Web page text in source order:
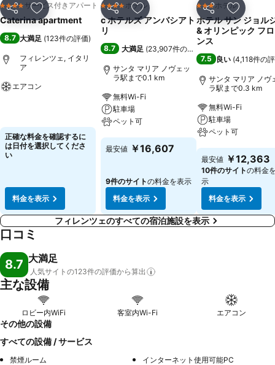
シェア お気に入りに追加
4 ホテルのランク
サービス付きアパートメント
Caterina apartment
8.7 大満足 (123件の評価)
フィレンツェ, イタリ
ア
エアコン
正確な料金を確認するに
は日付を選択してくださ
い
料金を表示
シェア お気に入りに追加
4 ホテルのランク
ホテル
c ホテルズ アンバシアト
リ
8.7 大満足 (23,907件の評価
サンタ マリア ノヴェッ
ラ駅まで0.1 km
無料Wi-Fi
駐車場
ペット可
料金を表示
最安値 ￥16,607
9件のサイトの料金を表示
料金を表示
シェア お気に入
3 ホテルのランク
ホテル
ホテル サン ジョル
& オリンピック フ
ンス
7.5 良い (4,118件の
サンタ マリア ノヴ
ラ駅まで0.3 km
無料Wi-Fi
駐車場
ペット可
料金を表示
最安値 ￥12,363
10件のサイトの料金
示
料金を表示
フィレンツェのすべての宿泊施設を表示
口コミ
8.7 大満足
人気サイトの123件の評価から算出
主な設備
ロビー内WiFi 客室内Wi-Fi エアコン
その他の設備
すべての設備 / サービス
禁煙ルーム
インターネット使用可能PC